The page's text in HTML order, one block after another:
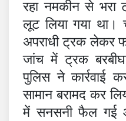
रहा नमकीन से भरा
लूट लिया गया
अपराधी ट्रक लेकर
जांच में ट्रक
पुलिस ने कार्रवाई
सामान बरामद कर
में सनसनी फैल गई